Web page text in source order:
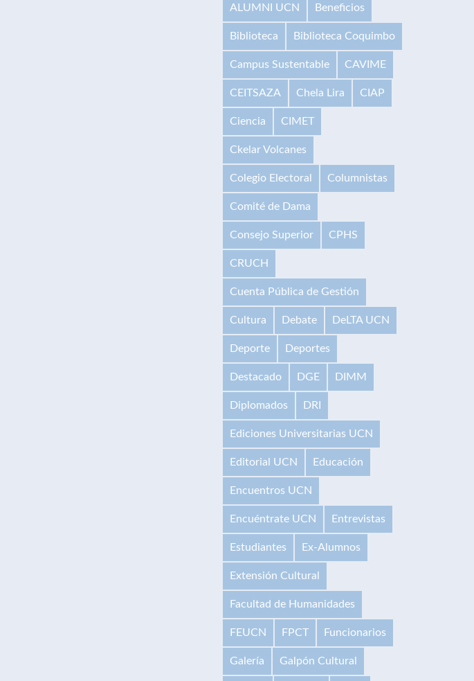
ALUMNI UCN Beneficios
Biblioteca Biblioteca Coquimbo
Campus Sustentable CAVIME
CEITSAZA Chela Lira CIAP
Ciencia CIMET
Ckelar Volcanes
Colegio Electoral Columnistas
Comité de Dama
Consejo Superior CPHS
CRUCH
Cuenta Pública de Gestión
Cultura Debate DeLTA UCN
Deporte Deportes
Destacado DGE DIMM
Diplomados DRI
Ediciones Universitarias UCN
Editorial UCN Educación
Encuentros UCN
Encuéntrate UCN Entrevistas
Estudiantes Ex-Alumnos
Extensión Cultural
Facultad de Humanidades
FEUCN FPCT Funcionarios
Galería Galpón Cultural